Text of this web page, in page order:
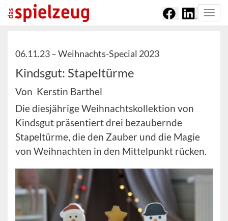
06.11.23 –Weihnachts-Special 2023
Kindsgut: Stapeltürme
Von Kerstin Barthel
Die diesjährige Weihnachtskollektion von
Kindsgut präsentiert drei bezaubernde
Stapeltürme, die den Zauber und die Magie
von Weihnachten in den Mittelpunkt rücken.